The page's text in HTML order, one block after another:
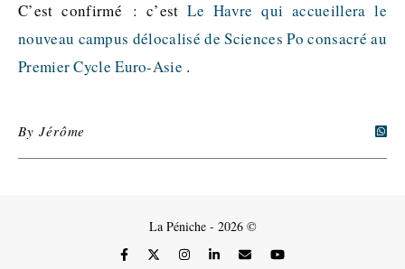
C’est confirmé : c’estLe Havre qui accueillera le
nouveau campus délocalisé de Sciences Po consacré au
Premier Cycle Euro-Asie .
ByJérôme
La Péniche - 2026 ©